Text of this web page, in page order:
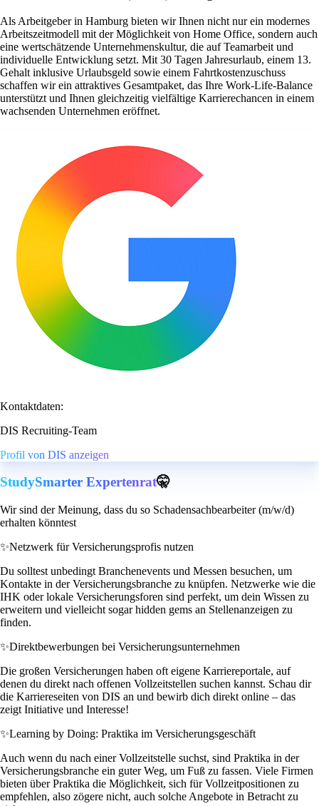
Als Arbeitgeber in Hamburg bieten wir Ihnen nicht nur ein modernes
Arbeitszeitmodell mit der Möglichkeit von Home Office, sondern auch
eine wertschätzende Unternehmenskultur, die auf Teamarbeit und
individuelle Entwicklung setzt. Mit 30 Tagen Jahresurlaub, einem 13.
Gehalt inklusive Urlaubsgeld sowie einem Fahrtkostenzuschuss
schaffen wir ein attraktives Gesamtpaket, das Ihre Work-Life-Balance
unterstützt und Ihnen gleichzeitig vielfältige Karrierechancen in einem
wachsenden Unternehmen eröffnet.
Kontaktdaten:
DIS Recruiting-Team
Profil von DIS anzeigen
StudySmarter Expertenrat🤫
Wir sind der Meinung, dass du so Schadensachbearbeiter (m/w/d)
erhalten könntest
✨Netzwerk für Versicherungsprofis nutzen
Du solltest unbedingt Branchenevents und Messen besuchen, um
Kontakte in der Versicherungsbranche zu knüpfen. Netzwerke wie die
IHK oder lokale Versicherungsforen sind perfekt, um dein Wissen zu
erweitern und vielleicht sogar hidden gems an Stellenanzeigen zu
finden.
✨Direktbewerbungen bei Versicherungsunternehmen
Die großen Versicherungen haben oft eigene Karriereportale, auf
denen du direkt nach offenen Vollzeitstellen suchen kannst. Schau dir
die Karriereseiten von DIS an und bewirb dich direkt online – das
zeigt Initiative und Interesse!
✨Learning by Doing: Praktika im Versicherungsgeschäft
Auch wenn du nach einer Vollzeitstelle suchst, sind Praktika in der
Versicherungsbranche ein guter Weg, um Fuß zu fassen. Viele Firmen
bieten über Praktika die Möglichkeit, sich für Vollzeitpositionen zu
empfehlen, also zögere nicht, auch solche Angebote in Betracht zu